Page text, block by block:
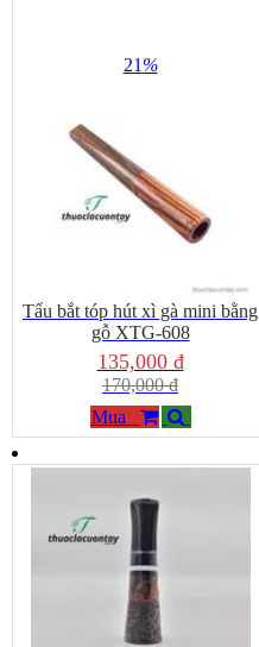
21 %
Tẩu bắt tóp hút xì gà mini bằng
gỗ XTG-608
135,000 đ
170,000 đ
Mua